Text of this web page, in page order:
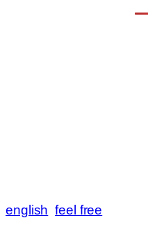
english feel free